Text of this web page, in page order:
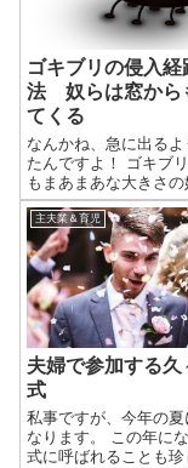
ゴキブリの侵入経
法 奴らは窓から
てくる
なんかね、急に出るよ
たんですよ！ ゴキブ
もまあまあな大きさの
「カサカサ」 床を「
見るだけで気持ち悪
匹見た事か…
主夫業＆育児
夫婦で参加する久
式
私事ですが、今年の夏
なります。 この年に
式に呼ばれることも珍